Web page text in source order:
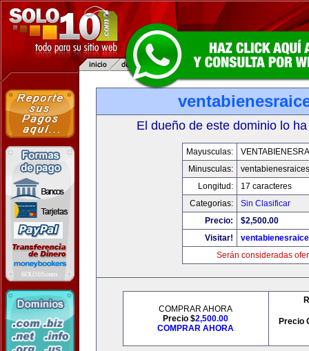
El dueño de este dominio lo
Mayusculas:
Minusculas:
Longitud:
17 caracteres
Categorias:
Sin Clasificar
Precio:
$2,500.00
Visitar!
Serán consideradas
COMPRAR AHORA
Precio $2,500.00
COMPRAR AHORA
Precio